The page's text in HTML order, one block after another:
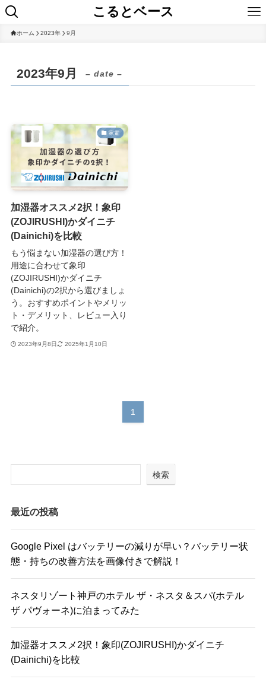
こるとベース
ホーム 2023年 9月
2023年9月 – date –
家電
加湿器オススメ2択！象印
(ZOJIRUSHI)かダイニチ
(Dainichi)を比較
もう悩まない加湿器の選び方！
用途に合わせて象印
(ZOJIRUSHI)かダイニチ
(Dainichi)の2択から選びましょ
う。おすすめポイントやメリッ
ト・デメリット、レビュー入り
で紹介。
2023年9月8日 2025年1月10日
1
検索
最近の投稿
Google Pixel はバッテリーの減りが早い？バッテリー状
態・持ちの改善方法を画像付きで解説！
ネスタリゾート神戸のホテル ザ・ネスタ＆スパ(ホテル
ザ パヴォーネ)に泊まってみた
加湿器オススメ2択！象印(ZOJIRUSHI)かダイニチ
(Dainichi)を比較